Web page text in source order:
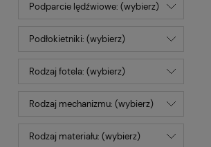
Podparcie lędźwiowe: (wybierz)
Podłokietniki: (wybierz)
Rodzaj fotela: (wybierz)
Rodzaj mechanizmu: (wybierz)
Rodzaj materiału: (wybierz)